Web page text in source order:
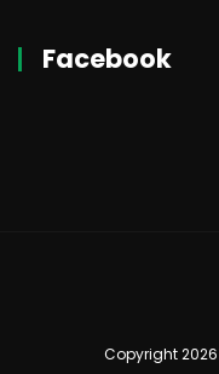
Facebook
Copyright